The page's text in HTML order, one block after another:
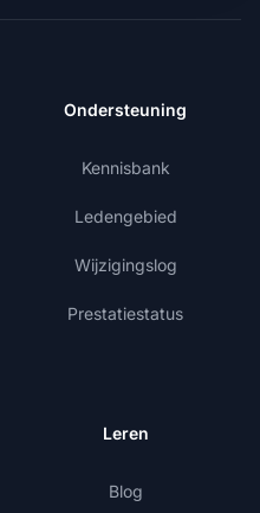
Ondersteuning
Kennisbank
Ledengebied
Wijzigingslog
Prestatiestatus
Leren
Blog